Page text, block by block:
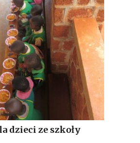
dzieci ze szkoły